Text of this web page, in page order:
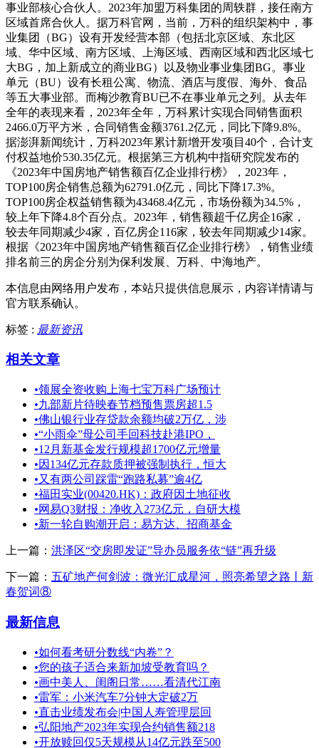
事业部核心合伙人。2023年加盟万科集团的周轶群，接任南方
区域首席合伙人。据万科官网，当前，万科的组织架构中，事
业集团（BG）设有开发经营本部（包括北京区域、东北区
域、华中区域、南方区域、上海区域、西南区域和西北区域七
大BG，加上新成立的商业BG）以及物业事业集团BG。事业
单元（BU）设有长租公寓、物流、酒店与度假、海外、食品
等五大事业部。而梅沙教育BU已不在事业单元之列。从去年
全年的表现来看，2023年全年，万科累计实现合同销售面积
2466.0万平方米，合同销售金额3761.2亿元，同比下降9.8%。
据澎湃新闻统计，万科2023年累计新增开发项目40个，合计支
付权益地价530.35亿元。根据第三方机构中指研究院发布的
《2023年中国房地产销售额百亿企业排行榜》，2023年，
TOP100房企销售总额为62791.0亿元，同比下降17.3%。
TOP100房企权益销售额为43468.4亿元，市场份额为34.5%，
较上年下降4.8个百分点。2023年，销售额超千亿房企16家，
较去年同期减少4家，百亿房企116家，较去年同期减少14家。
根据《2023年中国房地产销售额百亿企业排行榜》，销售业绩
排名前三的房企分别为保利发展、万科、中海地产。
本信息由网络用户发布， 本站只提供信息展示，内容详情请与
官方联系确认。
标签 : 最新资讯
相关文章
•领展全资收购上海七宝万科广场预计
•九部新片待映春节档预售票房超1.5
•佛山银行业存贷款余额均破2万亿，涉
•“小雨伞”母公司手回科技赴港IPO，
•12月新基金发行规模超1700亿元增量
•因134亿元存款质押被强制执行，恒大
•又有两公司踩雷“跑路私募”逾4亿
•福田实业(00420.HK)：政府因土地征收
•网易Q3财报：净收入273亿元，自研大模
•新一轮自购潮开启：易方达、招商基金
上一篇： 洪泽区“交房即发证”导办员服务依“链”再升级
下一篇： 五矿地产何剑波：微光汇成星河，照亮希望之路丨新
春贺词⑧
最新信息
•如何看考研分数线“内卷”？
•您的孩子适合来新加坡受教育吗？
•画中美人、闺阁日常……看清代江南
•雷军：小米汽车7分钟大定破2万
•直击业绩发布会|中国人寿管理层回
•弘阳地产2023年实现合约销售额218
•开放赎回仅5天规模从14亿元跌至500